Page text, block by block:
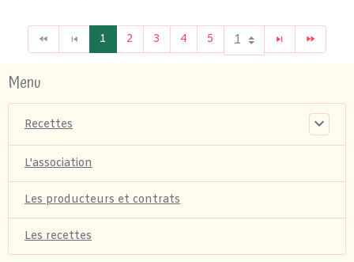
1 2 3 4 5
Menu
Recettes
L'association
Les producteurs et contrats
Les recettes